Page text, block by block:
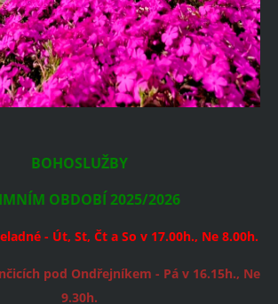
BOHOSLUŽBY
OBDOBÍ 2025/2026
- Út, St, Čt a So v 17.00h., Ne 8.00h.
pod Ondřejníkem - Pá v 16.15h., Ne
9.30h.